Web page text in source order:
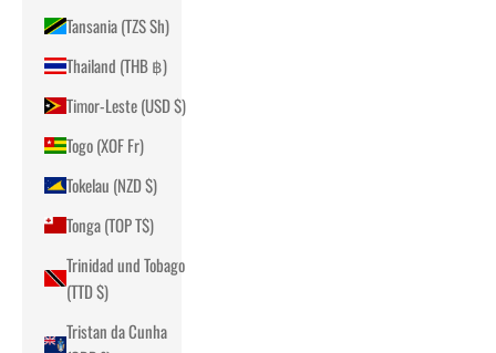
Tansania (TZS Sh)
Thailand (THB ฿)
Timor-Leste (USD $)
Togo (XOF Fr)
Tokelau (NZD $)
Tonga (TOP T$)
Trinidad und Tobago
(TTD $)
Tristan da Cunha